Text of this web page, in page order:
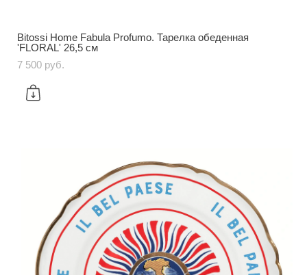
Bitossi Home Fabula Profumo. Тарелка обеденная
'FLORAL' 26,5 см
7 500 pуб.